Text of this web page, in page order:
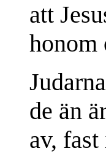
att
honom
de än
av,